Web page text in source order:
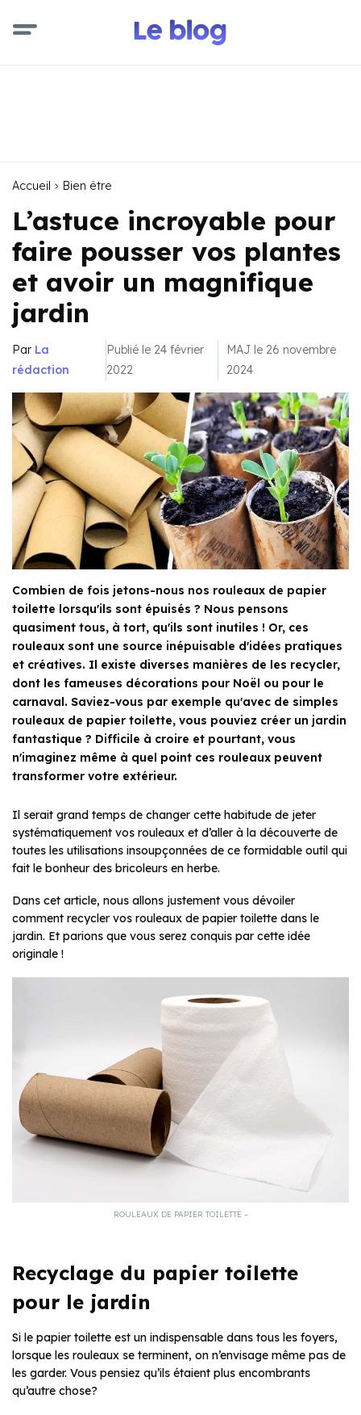
Accueil Bien être
L’astuce incroyable pour
faire pousser vos plantes
et avoir un magnifique
jardin
Par La
rédaction
Publié le 24 février
2022
MAJ le 26 novembre
2024
Combien de fois jetons-nous nos rouleaux de papier
toilette lorsqu'ils sont épuisés ? Nous pensons
quasiment tous, à tort, qu'ils sont inutiles ! Or, ces
rouleaux sont une source inépuisable d'idées pratiques
et créatives. Il existe diverses manières de les recycler,
dont les fameuses décorations pour Noël ou pour le
carnaval. Saviez-vous par exemple qu'avec de simples
rouleaux de papier toilette, vous pouviez créer un jardin
fantastique ? Difficile à croire et pourtant, vous
n'imaginez même à quel point ces rouleaux peuvent
transformer votre extérieur.
Il serait grand temps de changer cette habitude de jeter
systématiquement vos rouleaux et d’aller à la découverte de
toutes les utilisations insoupçonnées de ce formidable outil qui
fait le bonheur des bricoleurs en herbe.
Dans cet article, nous allons justement vous dévoiler
comment recycler vos rouleaux de papier toilette dans le
jardin. Et parions que vous serez conquis par cette idée
originale !
ROULEAUX DE PAPIER TOILETTE –
Recyclage du papier toilette
pour le jardin
Si le papier toilette est un indispensable dans tous les foyers,
lorsque les rouleaux se terminent, on n’envisage même pas de
les garder. Vous pensiez qu’ils étaient plus encombrants
qu’autre chose?